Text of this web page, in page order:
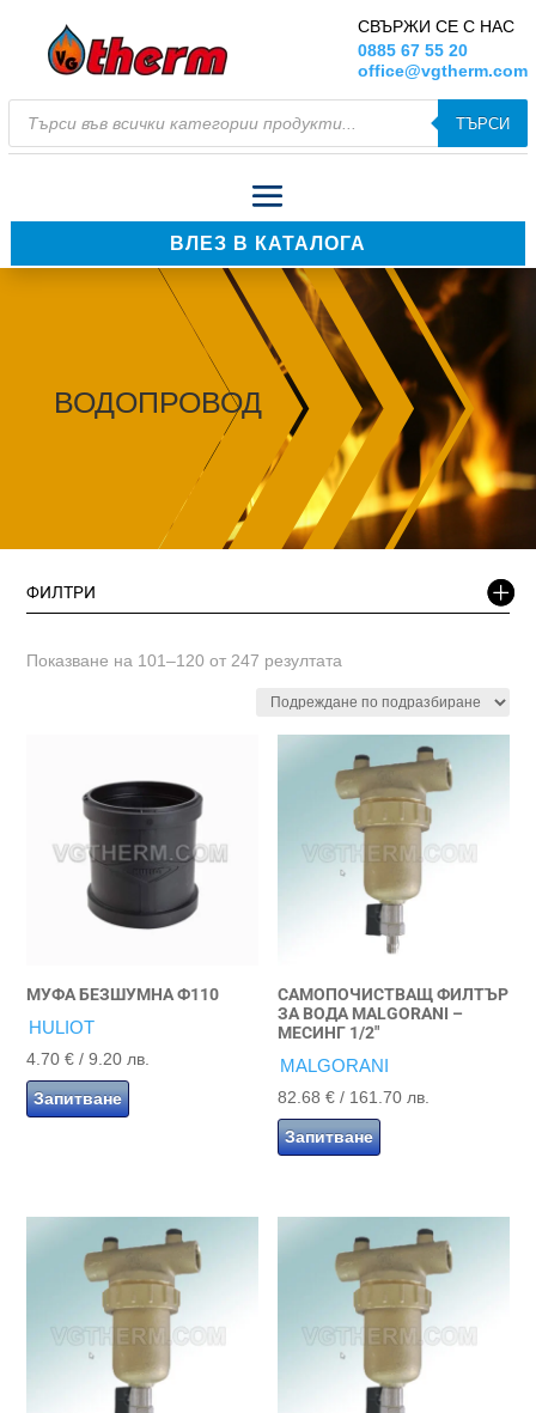
СВЪРЖИ СЕ С НАС
0885 67 55 20
office@vgtherm.com
Products
search
ТЪРСИ
ВЛЕЗ В КАТАЛОГА
ВОДОПРОВОД
ФИЛТРИ
Показване на 101–120 от 247 резултата
МУФА БЕЗШУМНА Ф110
HULIOT
4.70€ / 9.20 лв.
Запитване
САМОПОЧИСТВАЩ ФИЛТЪР
ЗА ВОДА MALGORANI –
МЕСИНГ 1/2″
MALGORANI
82.68€ / 161.70 лв.
Запитване